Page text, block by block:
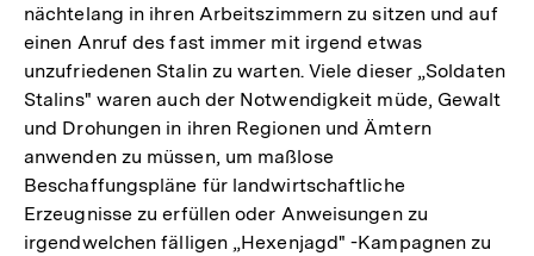
nächtelang in ihren Arbeitszimmern zu sitzen und auf
einen Anruf des fast immer mit irgend etwas
unzufriedenen Stalin zu warten. Viele dieser „Soldaten
Stalins" waren auch der Notwendigkeit müde, Gewalt
und Drohungen in ihren Regionen und Ämtern
anwenden zu müssen, um maßlose
Beschaffungspläne für landwirtschaftliche
Erzeugnisse zu erfüllen oder Anweisungen zu
irgendwelchen fälligen „Hexenjagd" -Kampagnen zu